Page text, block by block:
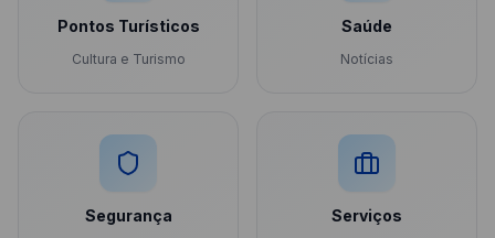
Pontos Turísticos
Cultura e Turismo
Saúde
Notícias
Segurança Serviços